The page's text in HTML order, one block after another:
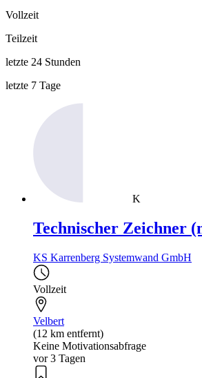
Vollzeit
Teilzeit
letzte 24 Stunden
letzte 7 Tage
K
Technischer Zeichner
KS Karrenberg Systemwand GmbH
Vollzeit
Velbert
(12 km entfernt)
Keine Motivationsabfrage
vor 3 Tagen